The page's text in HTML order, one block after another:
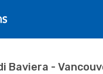
Baviera -